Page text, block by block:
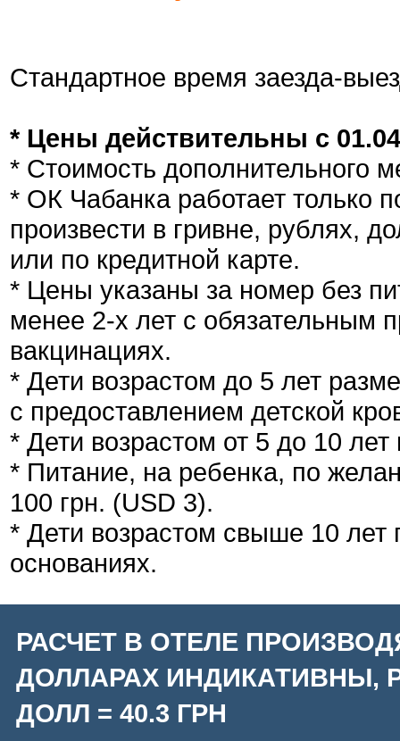
Стандартное время заезда-
* Цены действительны с
* Стоимость дополнительного
* ОК Чабанка работает только
произвести в гривне, рублях,
или по кредитной карте.
* Цены указаны за номер без
менее 2-х лет с обязательным
вакцинациях.
* Дети возрастом до 5 лет
с предоставлением детской
* Дети возрастом от 5 до 10
* Питание, на ребенка, по
100 грн. (USD 3).
* Дети возрастом свыше 10
основаниях.
РАСЧЕТ В ОТЕЛЕ
ДОЛЛАРАХ ИНДИКАТИВНЫ,
ДОЛЛ = 40.3 ГРН